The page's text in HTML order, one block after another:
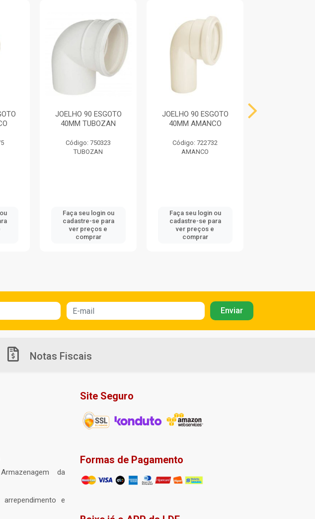
JOELHO 90 ESGOTO
40MM TUBOZAN
Código: 750323
TUBOZAN
Faça seu login ou
cadastre-se para
ver preços e
comprar
JOELHO 90 ESGOTO
40MM AMANCO
Código: 722732
AMANCO
Faça seu login ou
cadastre-se para
ver preços e
comprar
Notas Fiscais
da
e
Site Seguro
Formas de Pagamento